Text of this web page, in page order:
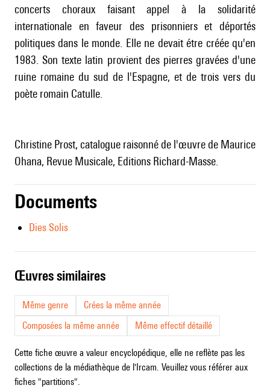
concerts choraux faisant appel à la solidarité
internationale en faveur des prisonniers et déportés
politiques dans le monde. Elle ne devait étre créée qu'en
1983. Son texte latin provient des pierres gravées d'une
ruine romaine du sud de l'Espagne, et de trois vers du
poète romain Catulle.
Christine Prost, catalogue raisonné de l'œuvre de Maurice
Ohana, Revue Musicale, Editions Richard-Masse.
Documents
Dies Solis
œuvres similaires
Même genre
Crées la même année
Composées la même année
Même effectif détaillé
Cette fiche œuvre a valeur encyclopédique, elle ne reflète pas les
collections de la médiathèque de l'Ircam. Veuillez vous référer aux
fiches "partitions".